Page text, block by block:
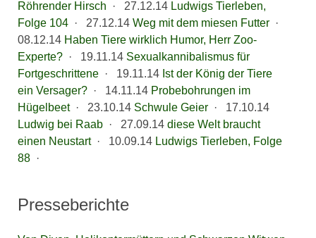
Röhrender Hirsch · 27.12.14 Ludwigs Tierleben,
Folge 104· 27.12.14 Weg mit dem miesen Futter·
08.12.14 Haben Tiere wirklich Humor, Herr Zoo-
Experte?· 19.11.14 Sexualkannibalismus für
Fortgeschrittene· 19.11.14 Ist der König der Tiere
ein Versager?· 14.11.14 Probebohrungen im
Hügelbeet· 23.10.14 Schwule Geier·
17.10.14
Ludwig bei Raab· 27.09.14 diese Welt braucht
einen Neustart· 10.09.14 Ludwigs Tierleben, Folge
88·
Presseberichte